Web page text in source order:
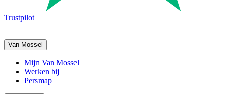
Trustpilot
Van Mossel
Mijn Van Mossel
Werken bij
Persmap